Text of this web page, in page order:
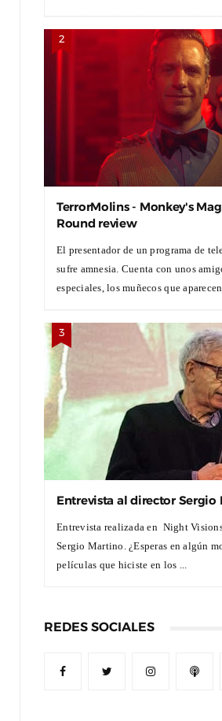
TerrorMolins - Monkey's
Round review
El presentador de un programa de
sufre amnesia. Cuenta con unos
especiales, los muñecos que aparecen
Entrevista al director Sergio
Entrevista realizada en Night
Sergio Martino. ¿Esperas en algún
películas que hiciste en los ...
REDES SOCIALES